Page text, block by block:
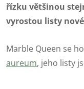
řízku většinou
vyrostou listy
Marble Queen se
aureum, jeho listy